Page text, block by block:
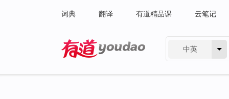
词典 翻译 有道精品课 云笔记
中英